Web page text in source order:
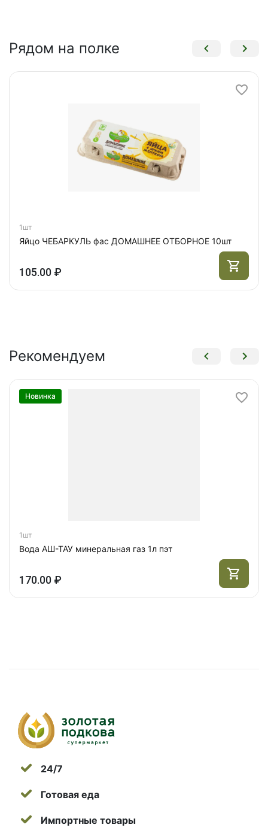
Рядом на полке
1шт
Яйцо ЧЕБАРКУЛЬ фас ДОМАШНЕЕ ОТБОРНОЕ 10шт
105.00 ₽
Рекомендуем
Новинка
1шт
Вода АШ-ТАУ минеральная газ 1л пэт
170.00 ₽
24/7
Готовая еда
Импортные товары